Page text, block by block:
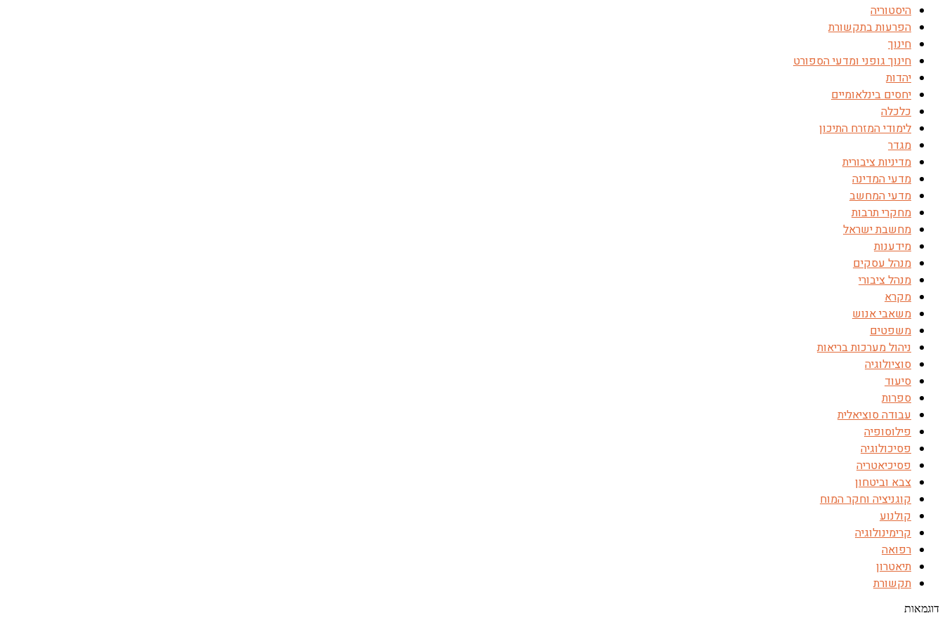
היסטוריה
הפרעות בתקשורת
חינוך
חינוך גופני ומדעי הספורט
יהדות
יחסים בינלאומיים
כלכלה
לימודי המזרח התיכון
מגדר
מדיניות ציבורית
מדעי המדינה
מדעי המחשב
מחקרי תרבות
מחשבת ישראל
מידענות
מנהל עסקים
מנהל ציבורי
מקרא
משאבי אנוש
משפטים
ניהול מערכות בריאות
סוציולוגיה
סיעוד
ספרות
עבודה סוציאלית
פילוסופיה
פסיכולוגיה
פסיכיאטריה
צבא וביטחון
קוגניציה וחקר המוח
קולנוע
קרימינולוגיה
רפואה
תיאטרון
תקשורת
דוגמאות